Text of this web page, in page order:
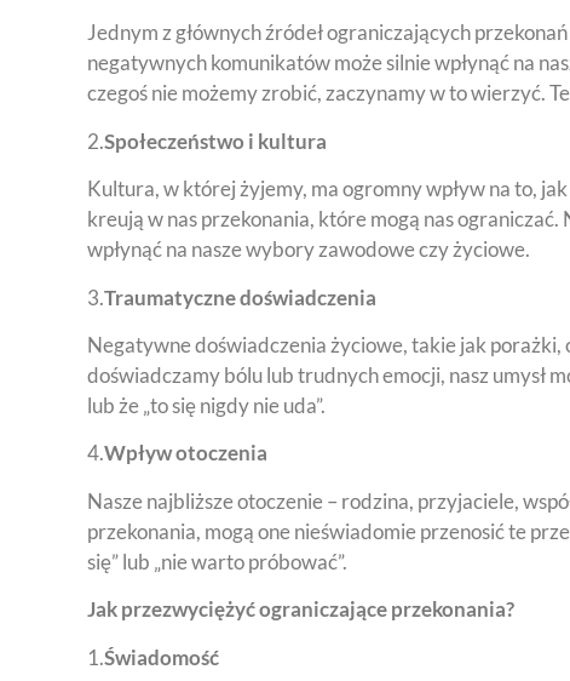
Jednym z głównych źródeł ograniczających
negatywnych komunikatów może silnie wpłynąć na
czegoś nie możemy zrobić, zaczynamy w to wierzyć.
2.Społeczeństwo i kultura
Kultura, w której żyjemy, ma ogromny wpływ na to,
kreują w nas przekonania, które mogą nas
wpłynąć na nasze wybory zawodowe czy życiowe.
3.Traumatyczne doświadczenia
Negatywne doświadczenia życiowe, takie jak
doświadczamy bólu lub trudnych emocji, nasz umysł
lub że „to się nigdy nie uda”.
4.Wpływ otoczenia
Nasze najbliższe otoczenie – rodzina, przyjaciele,
przekonania, mogą one nieświadomie przenosić te
się” lub „nie warto próbować”.
Jak przezwyciężyć ograniczające przekonania?
1.Świadomość